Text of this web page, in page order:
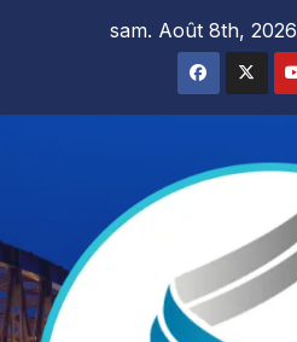
sam. Août 8th, 2026